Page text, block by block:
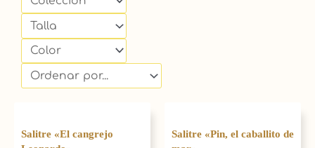
Salitre «El cangrejo
Salitre «Pin, el caballito de